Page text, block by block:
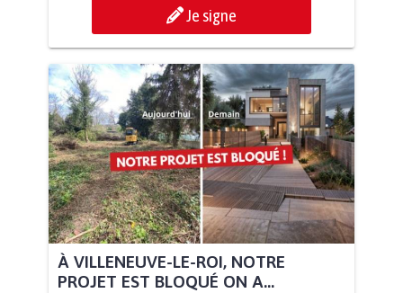
Je signe
À VILLENEUVE-LE-ROI, NOTRE
PROJET EST BLOQUÉ ON A...